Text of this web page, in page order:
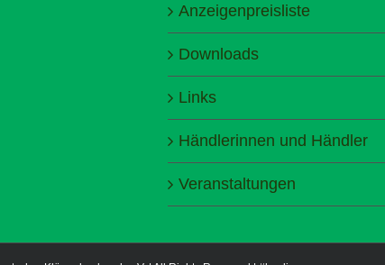
Anzeigenpreisliste
Downloads
Links
Händlerinnen und Händler
Veranstaltungen